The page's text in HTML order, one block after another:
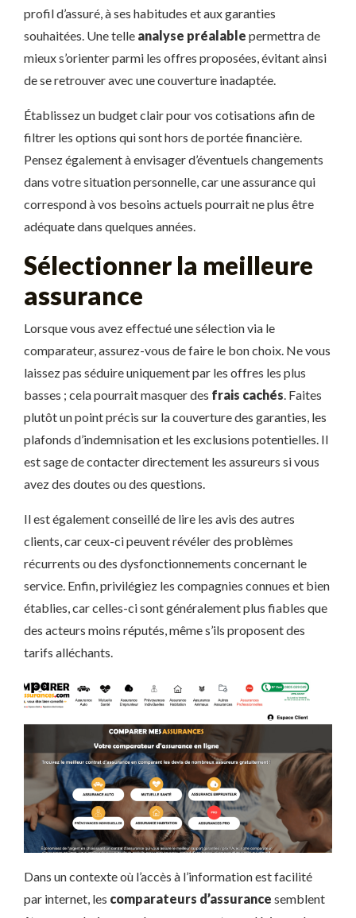
profil d’assuré, à ses habitudes et aux garanties
souhaitées. Une telle analyse préalable permettra de
mieux s’orienter parmi les offres proposées, évitant ainsi
de se retrouver avec une couverture inadaptée.
Établissez un budget clair pour vos cotisations afin de
filtrer les options qui sont hors de portée financière.
Pensez également à envisager d’éventuels changements
dans votre situation personnelle, car une assurance qui
correspond à vos besoins actuels pourrait ne plus être
adéquate dans quelques années.
Sélectionner la meilleure
assurance
Lorsque vous avez effectué une sélection via le
comparateur, assurez-vous de faire le bon choix. Ne vous
laissez pas séduire uniquement par les offres les plus
basses ; cela pourrait masquer des frais cachés. Faites
plutôt un point précis sur la couverture des garanties, les
plafonds d’indemnisation et les exclusions potentielles. Il
est sage de contacter directement les assureurs si vous
avez des doutes ou des questions.
Il est également conseillé de lire les avis des autres
clients, car ceux-ci peuvent révéler des problèmes
récurrents ou des dysfonctionnements concernant le
service. Enfin, privilégiez les compagnies connues et bien
établies, car celles-ci sont généralement plus fiables que
des acteurs moins réputés, même s’ils proposent des
tarifs alléchants.
Dans un contexte où l’accès à l’information est facilité
par internet, les comparateurs d’assurance semblent